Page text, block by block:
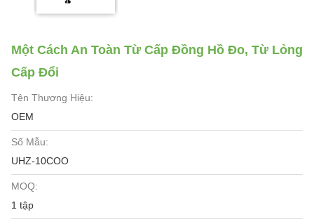
Một Cách An Toàn Từ Cấp Đồng Hồ Đo, Từ Lỏng
Cấp Đổi
Tên Thương Hiệu:
OEM
Số Mẫu:
UHZ-10COO
MOQ:
1 tập